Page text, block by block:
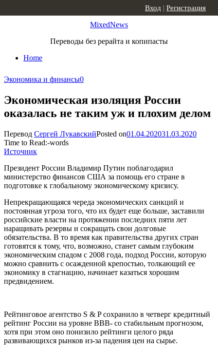
MixedNews
Переводы без рерайта и копипасты
Home
Вход | Регистрация
Экономика и финансы0
Экономическая изоляция России
оказалась не таким уж и плохим делом
Перевод Сергей ЛукавскийPosted on01.04.202031.03.2020
Time to Read:-words
Источник
Президент России Владимир Путин поблагодарил
министерство финансов США за помощь его стране в
подготовке к глобальному экономическому кризису.
Непрекращающаяся череда экономических санкций и
постоянная угроза того, что их будет еще больше, заставили
российские власти на протяжении последних пяти лет
наращивать резервы и сокращать свои долговые
обязательства. В то время как правительства других стран
готовятся к тому, что, возможно, станет самым глубоким
экономическим спадом с 2008 года, подход России, которую
можно сравнить с осажденной крепостью, толкающий ее
экономику в стагнацию, начинает казаться хорошим
предвидением.
Рейтинговое агентство S & P сохранило в четверг кредитный
рейтинг России на уровне BBB- со стабильным прогнозом,
хотя при этом оно понизило рейтинги целого ряда
развивающихся рынков из-за падения цен на сырье.